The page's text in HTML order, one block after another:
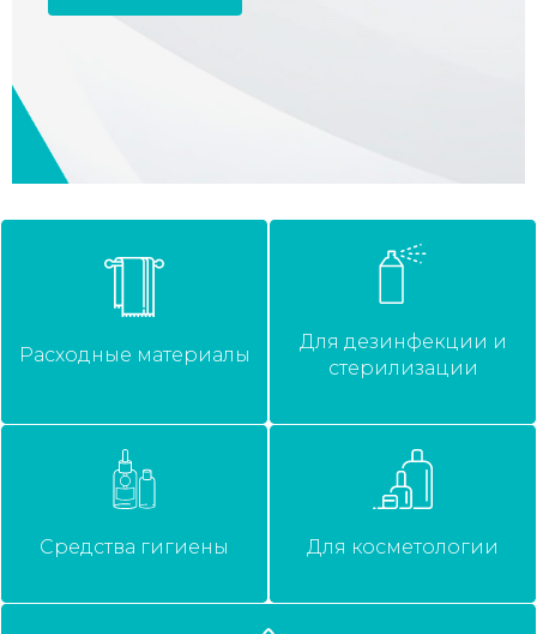
Расходные материалы
Для дезинфекции и
стерилизации
Средства гигиены Для косметологии